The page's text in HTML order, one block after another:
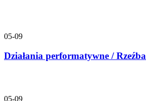
05-09
Działania performatywne /
05-09